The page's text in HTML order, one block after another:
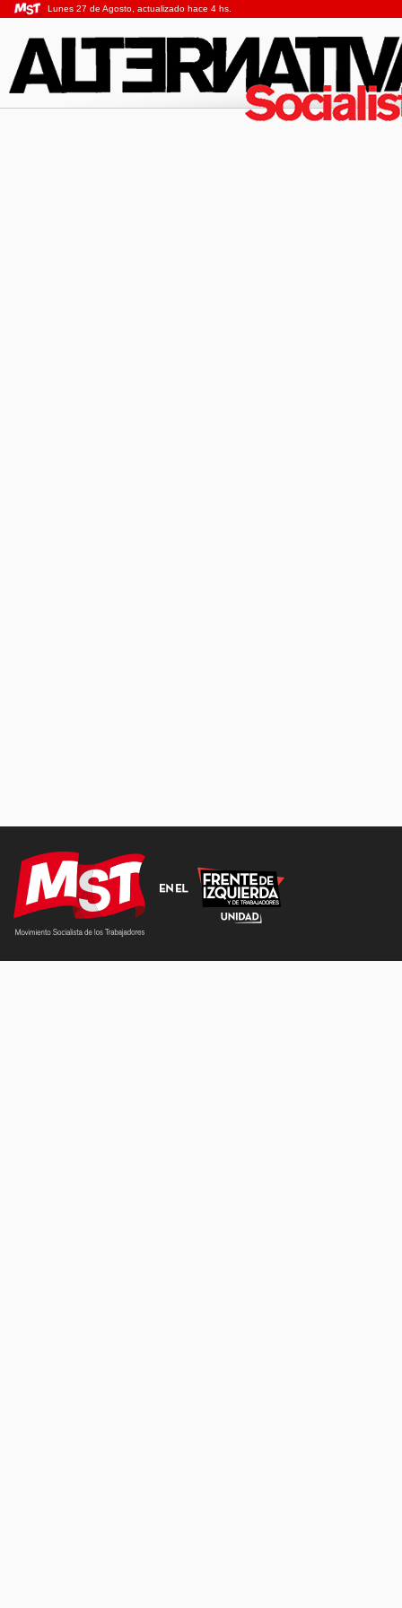
Lunes 27 de Agosto, actualizado hace 4 hs.